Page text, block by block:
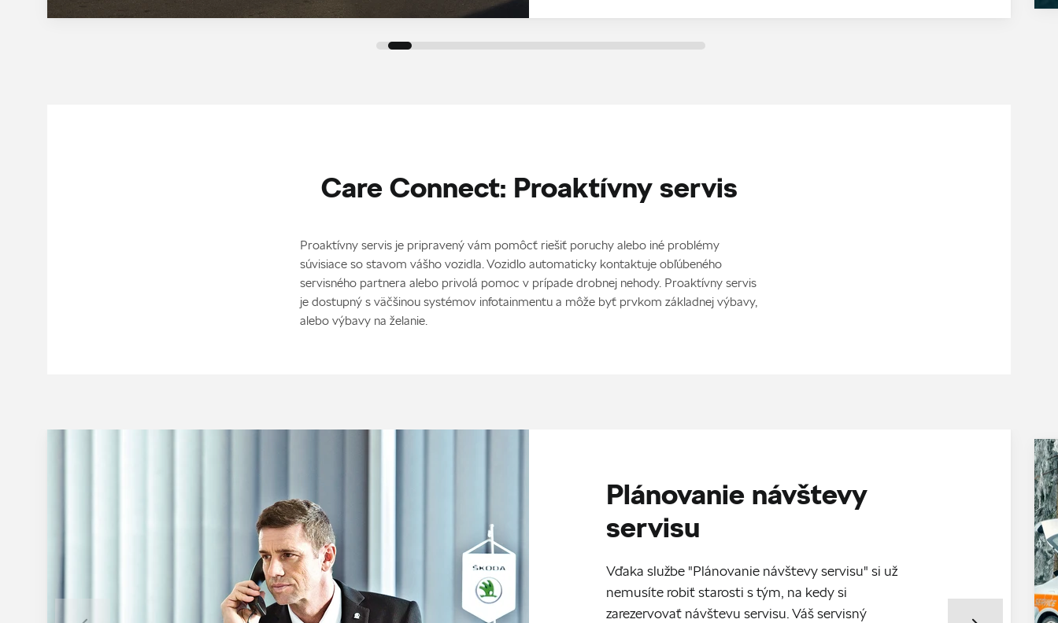
Care Connect: Proaktívny servis
Proaktívny servis je pripravený vám pomôcť riešiť poruchy alebo iné problémy
súvisiace so stavom vášho vozidla. Vozidlo automaticky kontaktuje obľúbeného
servisného partnera alebo privolá pomoc v prípade drobnej nehody. Proaktívny servis
je dostupný s väčšinou systémov infotainmentu a môže byť prvkom základnej výbavy,
alebo výbavy na želanie.
Plánovanie návštevy
servisu
Vďaka službe "Plánovanie návštevy servisu" si už
nemusíte robiť starosti s tým, na kedy si
zarezervovať návštevu servisu. Váš servisný